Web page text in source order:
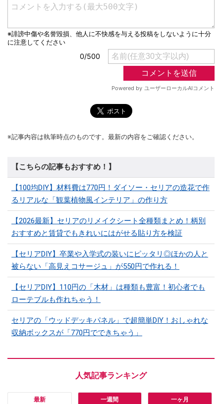
※記事内容は執筆時点のものです。最新の内容をご確認ください。
【こちらの記事もおすすめ！】
【100均DIY】材料費は770円！ダイソー・セリアの造花で作
るリアルな「観葉植物風インテリア」の作り方
【2026最新】セリアのリメイクシート全種類まとめ！柄別
おすすめと賃貸でもきれいにはがせる貼り方を検証
【セリアDIY】卒業や入学式の装いにピッタリ◎ほかの人と
被らない「高見えコサージュ」が550円で作れる！
【セリアDIY】110円の「木材」は種類も豊富！初心者でも
ローテブルも作れちゃう！
セリアの「ウッドデッキパネル」で超簡単DIY！おしゃれな
収納ボックスが「770円でできちゃう」
最新 一週間 一ヶ月